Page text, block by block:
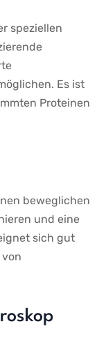
speziellen
Es ist
Proteinen
beweglichen
‍und eine
sich⁣ gut